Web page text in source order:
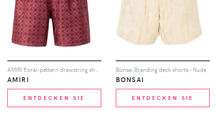
AMIRI floral-pattern drawstring shorts - Rot
AMIRI
ENTDECKEN SIE
Bonsai Branding deck shorts - Nude
BONSAI
ENTDECKEN SIE